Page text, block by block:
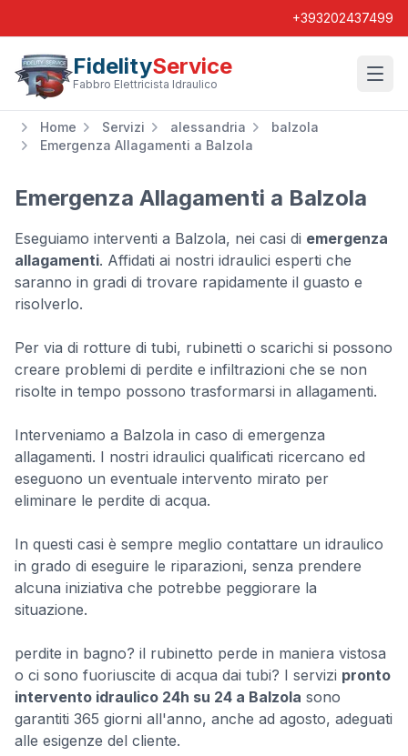
+393202437499
FidelityService
Fabbro Elettricista Idraulico
Home Servizi alessandria
balzola
Emergenza Allagamenti a Balzola
Emergenza Allagamenti a Balzola
Eseguiamo interventi a Balzola, nei casi di emergenza
allagamenti. Affidati ai nostri idraulici esperti che
saranno in gradi di trovare rapidamente il guasto e
risolverlo.
Per via di rotture di tubi, rubinetti o scarichi si possono
creare problemi di perdite e infiltrazioni che se non
risolte in tempo possono trasformarsi in allagamenti.
Interveniamo a Balzola in caso di emergenza
allagamenti. I nostri idraulici qualificati ricercano ed
eseguono un eventuale intervento mirato per
eliminare le perdite di acqua.
In questi casi è sempre meglio contattare un idraulico
in grado di eseguire le riparazioni, senza prendere
alcuna iniziativa che potrebbe peggiorare la
situazione.
perdite in bagno? il rubinetto perde in maniera vistosa
o ci sono fuoriuscite di acqua dai tubi? I servizi pronto
intervento idraulico 24h su 24 a Balzola sono
garantiti 365 giorni all'anno, anche ad agosto, adeguati
alle esigenze del cliente.